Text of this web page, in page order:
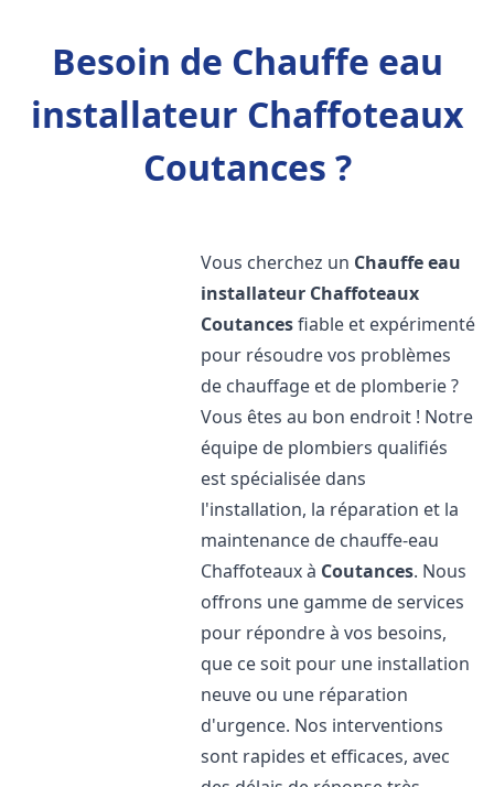
Besoin de Chauffe eau
installateur Chaffoteaux
Coutances ?
Vous cherchez un Chauffe eau
installateur Chaffoteaux
Coutancesfiable et expérimenté
pour résoudre vos problèmes
de chauffage et de plomberie ?
Vous êtes au bon endroit ! Notre
équipe de plombiers qualifiés
est spécialisée dans
l'installation, la réparation et la
maintenance de chauffe-eau
Chaffoteaux à Coutances. Nous
offrons une gamme de services
pour répondre à vos besoins,
que ce soit pour une installation
neuve ou une réparation
d'urgence. Nos interventions
sont rapides et efficaces, avec